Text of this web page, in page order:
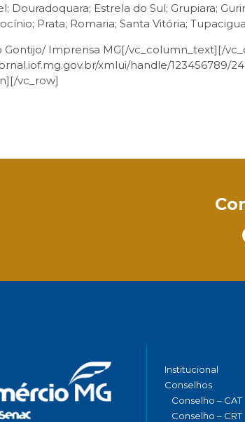
Douradoquara; Estrela do Sul; Grupiara;
Prata; Romaria; Santa Vitória;
Gontijo/ Imprensa MG[/vc_column_text][/
xmlui/handle/123456789/
vc_row]
Institucional
Conselhos
Conselho – CAT
Conselho – CRT